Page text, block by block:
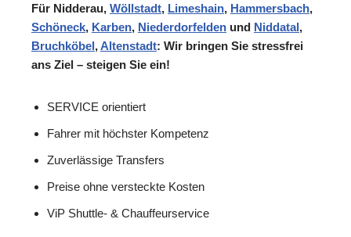
Für Nidderau, Wöllstadt, Limeshain, Hammersbach,
Schöneck, Karben, Niederdorfelden und Niddatal,
Bruchköbel,Altenstadt: Wir bringen Sie stressfrei
ans Ziel – steigen Sie ein!
SERVICE orientiert
Fahrer mit höchster Kompetenz
Zuverlässige Transfers
Preise ohne versteckte Kosten
ViP Shuttle- & Chauffeurservice